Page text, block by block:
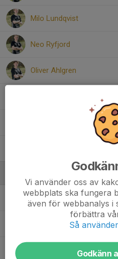
Milo Lundqvist
Neo Ryfjord
Oliver Ahlgren
Joakim Tollén Tränare
Johan AnderssonTränare
Markus Fredriksson
Vi använder oss av
webbplats ska fungera
även för webbanalys i
förbättra
Så
Godkänn